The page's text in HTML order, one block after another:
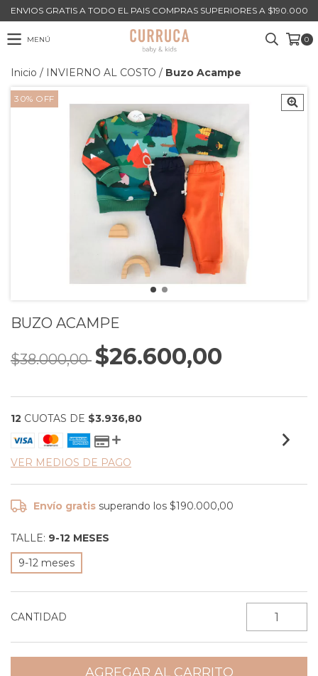
ENVIOS GRATIS A TODO EL PAIS COMPRAS SUPERIORES A $190.000
MENÚ 0
Inicio / INVIERNO AL COSTO / Buzo Acampe
30% OFF
BUZO ACAMPE
$38.000,00 $26.600,00
12 CUOTAS DE $3.936,80
VER MEDIOS DE PAGO
Envío gratis superando los$190.000,00
TALLE: 9-12 MESES
9-12 meses
CANTIDAD